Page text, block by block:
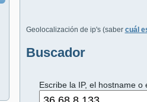
Geolocalización de ip's (saber cuál
Buscador
Escribe la IP, el hostname o